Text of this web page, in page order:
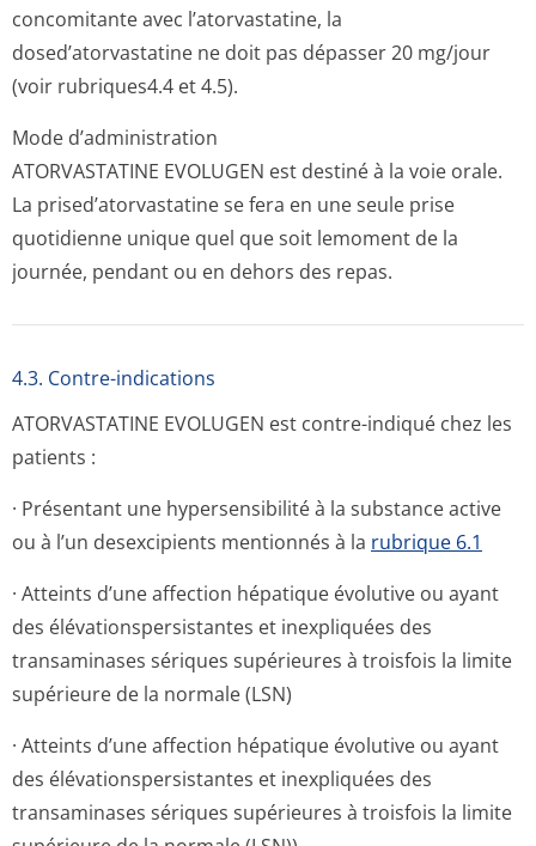
concomitante avec l’atorvastatine, la
dosed’atorvastatine ne doit pas dépasser 20 mg/jour
(voir rubriques4.4 et 4­.5).
Mode d’administration
ATORVASTATINE EVOLUGEN est destiné à la voie orale.
La prised’atorvas­tatine se fera en une seule prise
quotidienne unique quel que soit lemoment de la
journée, pendant ou en dehors des repas.
4.3. Contre-indications
ATORVASTATINE EVOLUGEN est contre-indiqué chez les
patients :
· Présentant une hypersensibilité à la substance active
ou à l’un desexcipients mentionnés à la rubrique 6.1
· Atteints d’une affection hépatique évolutive ou ayant
des élévationsper­sistantes et inexpliquées des
transaminases sériques supérieures à troisfois la limite
supérieure de la normale (LSN)
· Atteints d’une affection hépatique évolutive ou ayant
des élévationsper­sistantes et inexpliquées des
transaminases sériques supérieures à troisfois la limite